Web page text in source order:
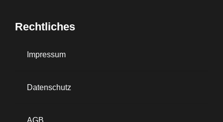
Rechtliches
Impressum
Datenschutz
AGB